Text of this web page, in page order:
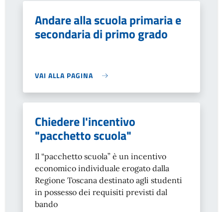
Andare alla scuola primaria e
secondaria di primo grado
VAI ALLA PAGINA
Chiedere l'incentivo
"pacchetto scuola"
Il “pacchetto scuola” è un incentivo
economico individuale erogato dalla
Regione Toscana destinato agli studenti
in possesso dei requisiti previsti dal
bando